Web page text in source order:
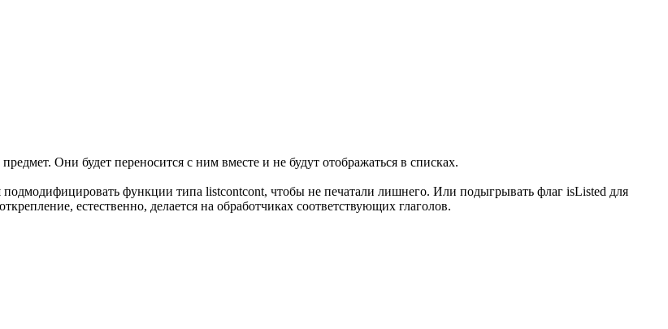
Они будет переносится с ним вместе и не будут отображаться в списках.
функции типа listcontcont, чтобы не печатали лишнего. Или подыгрывать флаг isListed для
естественно, делается на обработчиках соответствующих глаголов.